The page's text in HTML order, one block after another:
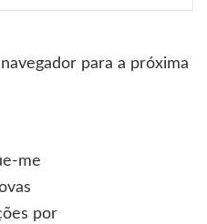
para a próxima
me
por